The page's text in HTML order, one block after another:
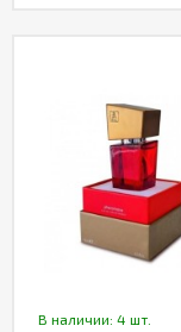
В наличии: 4 шт.